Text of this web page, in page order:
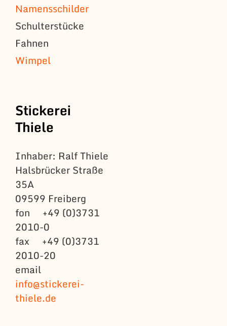
Namensschilder
Schulterstücke
Fahnen
Wimpel
Stickerei
Thiele
Inhaber: Ralf Thiele
Halsbrücker Straße
35A
09599 Freiberg
fon +49 (0)3731
2010-0
fax +49 (0)3731
2010-20
email
info@stickerei-
thiele.de